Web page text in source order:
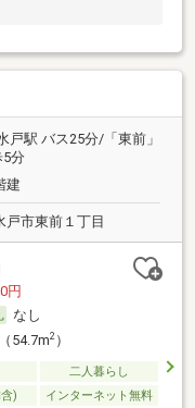
戸駅 バス25分/「東前」
分
建
戸市東前１丁目
円
なし
54.7m2）
二人暮らし
) インターネット無料